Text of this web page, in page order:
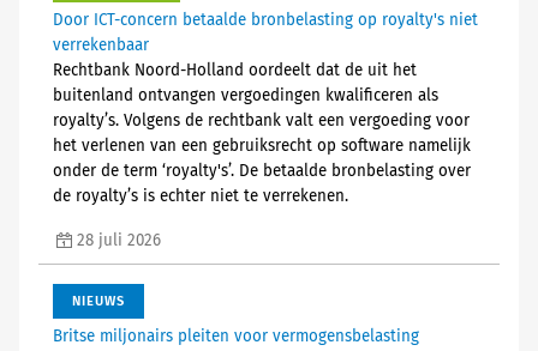
Door ICT-concern betaalde bronbelasting op royalty's niet
verrekenbaar
Rechtbank Noord-Holland oordeelt dat de uit het
buitenland ontvangen vergoedingen kwalificeren als
royalty’s. Volgens de rechtbank valt een vergoeding voor
het verlenen van een gebruiksrecht op software namelijk
onder de term ‘royalty's’. De betaalde bronbelasting over
de royalty’s is echter niet te verrekenen.
28 juli 2026
NIEUWS
Britse miljonairs pleiten voor vermogensbelasting